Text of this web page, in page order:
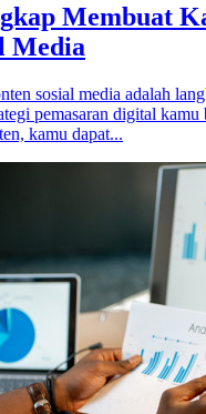
Membuat
Media
sosial media adalah
pemasaran digital kamu
kamu dapat...